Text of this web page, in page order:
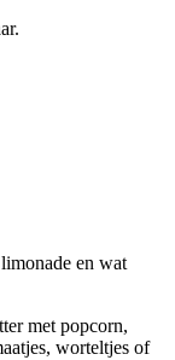
en wat
met popcorn,
worteltjes of